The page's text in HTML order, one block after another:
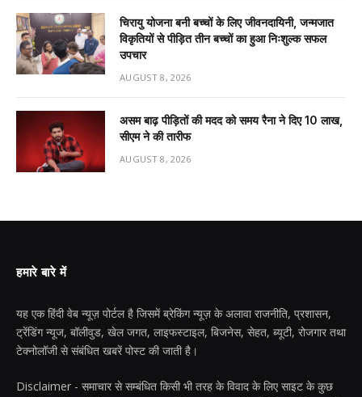
चिरायु योजना बनी बच्चों के लिए जीवनदायिनी, जन्मजात
विकृतियों से पीड़ित तीन बच्चों का हुआ निःशुल्क सफल
उपचार
AUGUST 8, 2026
असम बाढ़ पीड़ितों की मदद को समय रैना ने दिए 10 लाख,
सीएम ने की तारीफ
AUGUST 8, 2026
हमारे बारे में
यह एक हिंदी वेब न्यूज़ पोर्टल है जिसमें ब्रेकिंग न्यूज़ के अलावा राजनीति, प्रशासन,
ट्रेंडिंग न्यूज, बॉलीवुड, खेल जगत, लाइफस्टाइल, बिजनेस, सेहत, ब्यूटी, रोजगार तथा
टेक्नोलॉजी से संबंधित खबरें पोस्ट की जाती है।
Disclaimer - समाचार से सम्बंधित किसी भी तरह के विवाद के लिए साइट के कुछ